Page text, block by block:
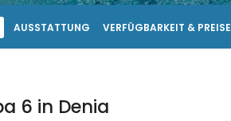
AUSSTATTUNG VERFÜGBARKEIT & PREISE
6 in Denia